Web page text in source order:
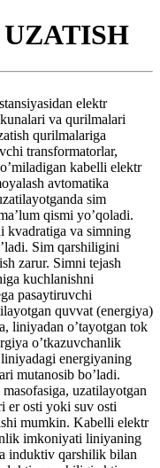
elektr
va qurilmalari
qurilmalariga
transformatorlar,
kabelli elektr
avtomatika
sim
qismi yo’qoladi.
kvadratiga va simning
Sim qarshiligini
zarur. Simni tejash
kuchlanishni
pasaytiruvchi
quvvat (energiya)
liniyadan o’tayotgan tok
o’tkazuvchanlik
energiyaning
mutanosib bo’ladi.
uzatilayotgan
er osti yoki suv osti
mumkin. Kabelli elektr
imkoniyati liniyaning
induktiv qarshilik bilan